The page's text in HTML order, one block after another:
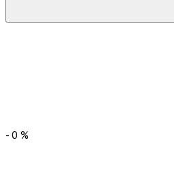
- 0 %